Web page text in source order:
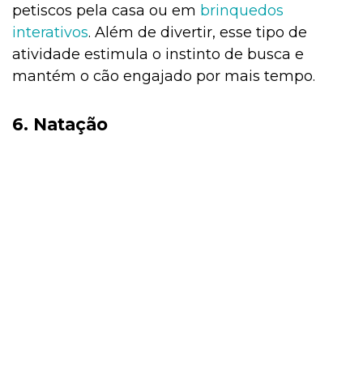
petiscos pela casa ou em brinquedos
interativos. Além de divertir, esse tipo de
atividade estimula o instinto de busca e
mantém o cão engajado por mais tempo.
6. Natação